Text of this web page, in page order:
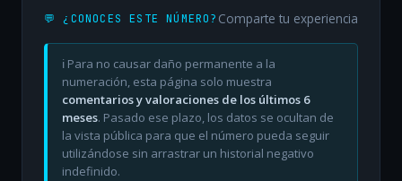
💬 ¿CONOCES ESTE NÚMERO? Comparte tu experiencia
ℹ️ Para no causar daño permanente a la
numeración, esta página solo muestra
comentarios y valoraciones de los últimos 6
meses. Pasado ese plazo, los datos se ocultan de
la vista pública para que el número pueda seguir
utilizándose sin arrastrar un historial negativo
indefinido.